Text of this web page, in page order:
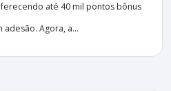
até 40 mil pontos bônus
Agora, a...